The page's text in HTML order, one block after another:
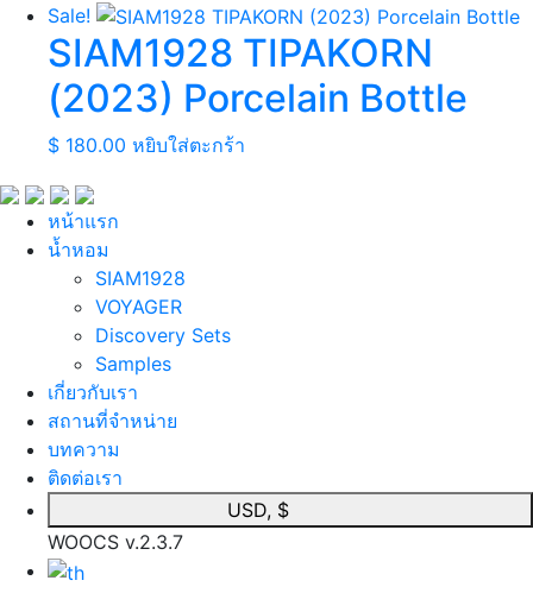
Sale!
SIAM1928 TIPAKORN
(2023) Porcelain Bottle
$ 180.00 หยิบใส่ตะกร้า
หน้าแรก
นํ้าหอม
SIAM1928
VOYAGER
Discovery Sets
Samples
เกี่ยวกับเรา
สถานที่จำหน่าย
บทความ
ติดต่อเรา
USD, $
WOOCS v.2.3.7